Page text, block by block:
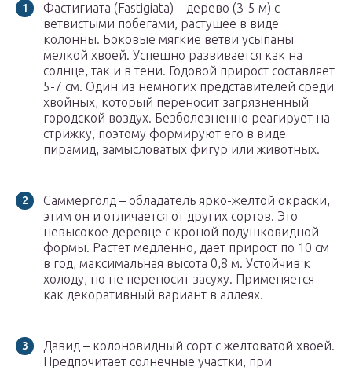
Фастигиата (Fastigiata) – дерево (3-5 м) с
ветвистыми побегами, растущее в виде
колонны. Боковые мягкие ветви усыпаны
мелкой хвоей. Успешно развивается как на
солнце, так и в тени. Годовой прирост составляет
5-7 см. Один из немногих представителей среди
хвойных, который переносит загрязненный
городской воздух. Безболезненно реагирует на
стрижку, поэтому формируют его в виде
пирамид, замысловатых фигур или животных.
Саммерголд – обладатель ярко-желтой окраски,
этим он и отличается от других сортов. Это
невысокое деревце с кроной подушковидной
формы. Растет медленно, дает прирост по 10 см
в год, максимальная высота 0,8 м. Устойчив к
холоду, но не переносит засуху. Применяется
как декоративный вариант в аллеях.
Давид – колоновидный сорт с желтоватой хвоей.
Предпочитает солнечные участки, при